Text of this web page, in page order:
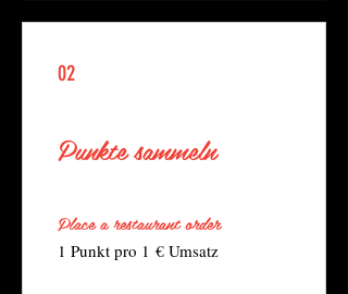
02
Punkte sammeln
Place a restaurant order
1 Punkt pro 1 € Umsatz